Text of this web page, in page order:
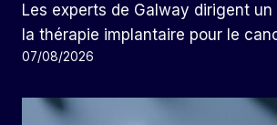
Les experts de Galway dirigent
la thérapie implantaire pour le
07/08/2026